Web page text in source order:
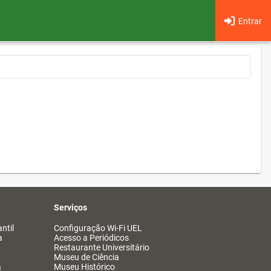
Entrar
Serviços
Configuração Wi-Fi UEL
Acesso a Periódicos
Restaurante Universitário
Museu de Ciência
Museu Histórico